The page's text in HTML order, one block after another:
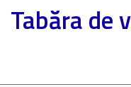
Tabăra de